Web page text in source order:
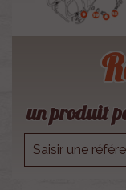
un produit